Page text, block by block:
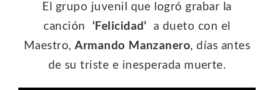
El grupo juvenil que logró grabar la
canción ‘Felicidad’ a dueto con el
Maestro,Armando Manzanero, días antes
de su triste e inesperada muerte.